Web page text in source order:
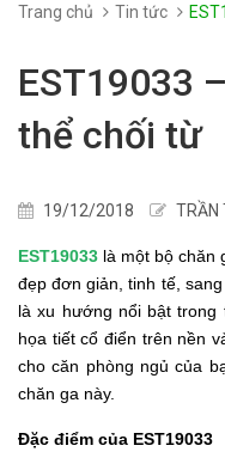
Trang chủ Tin tức
EST19033
thể chối từ
19/12/2018 TRẦN
EST19033 là một bộ chăn
đẹp đơn giản, tinh tế,
làxu hướng nổi bật trong
họa tiết cổ điển trên nền
cho căn phòng ngủ của
chăn ga này.
Đặc điểm của EST19033